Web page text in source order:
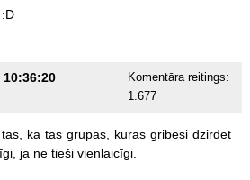
:D
10:36:20
Komentāra reitings:
1.677
tas, ka tās grupas, kuras gribēsi dzirdēt
ja ne tieši vienlaicīgi.